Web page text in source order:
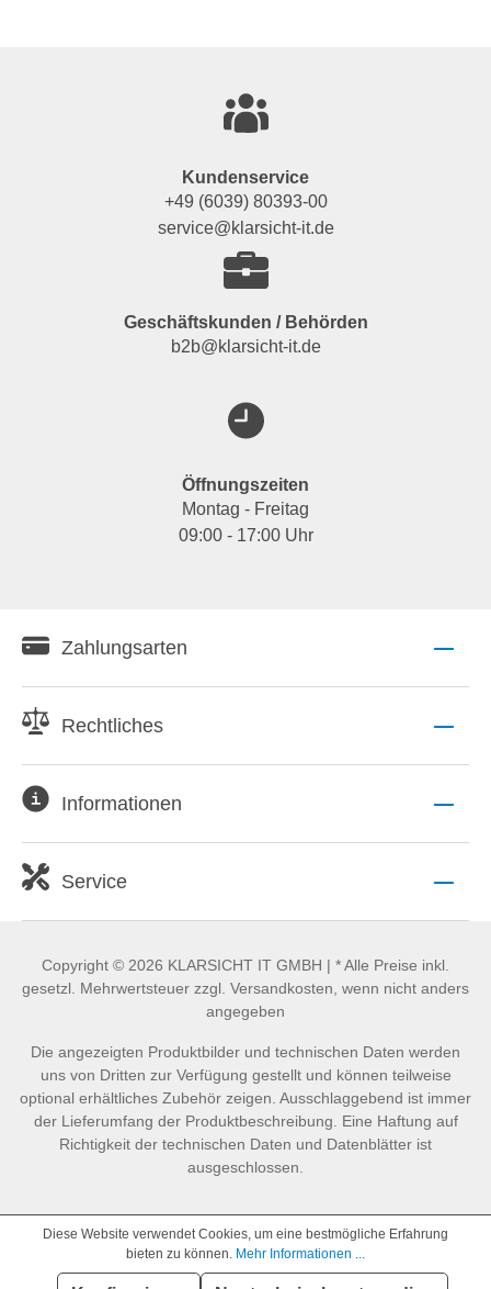
Kundenservice
+49 (6039) 80393-00
service@klarsicht-it.de
Geschäftskunden / Behörden
b2b@klarsicht-it.de
Öffnungszeiten
Montag - Freitag
09:00 - 17:00 Uhr
Zahlungsarten
Rechtliches
Informationen
Service
Copyright © 2026 KLARSICHT IT GMBH | * Alle Preise inkl.
gesetzl. Mehrwertsteuer zzgl. Versandkosten, wenn nicht anders
angegeben
Die angezeigten Produktbilder und technischen Daten werden
uns von Dritten zur Verfügung gestellt und können teilweise
optional erhältliches Zubehör zeigen. Ausschlaggebend ist immer
der Lieferumfang der Produktbeschreibung. Eine Haftung auf
Richtigkeit der technischen Daten und Datenblätter ist
ausgeschlossen.
Diese Website verwendet Cookies, um eine bestmögliche Erfahrung
bieten zu können. Mehr Informationen ...